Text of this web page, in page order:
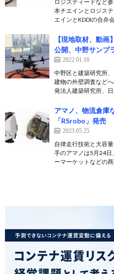
ロジスティードなど
本チエインとロジス
エインとKDDIの合弁
【現地取材、動
公開、中野サンプ
2022.01.18
中野区と建築研究所
建物の外壁調査など
発法人建築研究所、
アマノ、物流倉庫
「RSrobo」発売
2023.05.25
自律走行技術と大容
手のアマノは5月24
ーマーケットなどの